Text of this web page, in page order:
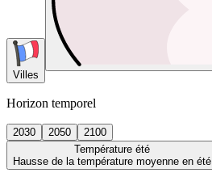
Villes
Horizon temporel
2030 2050
2100
Température été
Hausse de la température moyenne en été